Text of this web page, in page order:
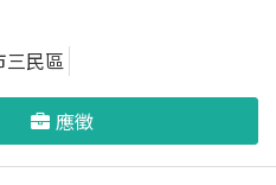
三民區
應徵